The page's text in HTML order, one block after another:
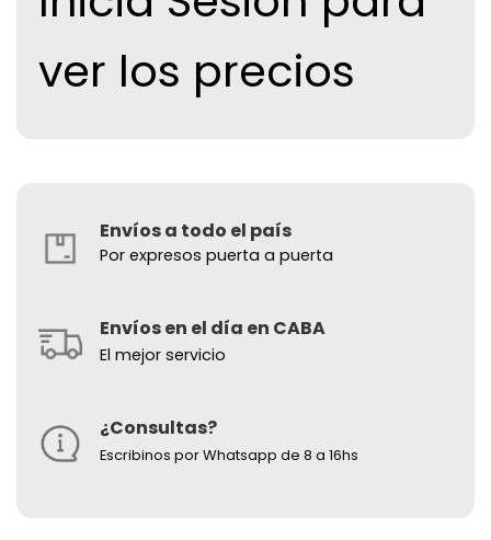
ver los precios
Envíos a todo el país
Por expresos puerta a puerta
Envíos en el día en CABA
El mejor servicio
¿Consultas?
Escribinos por Whatsapp de 8 a 16hs